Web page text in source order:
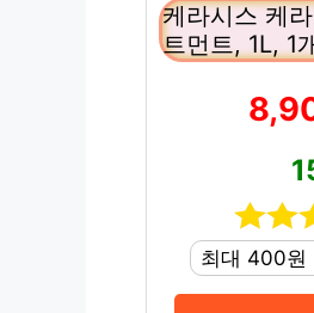
케라시스 케
트먼트, 1L, 1
최대 400원